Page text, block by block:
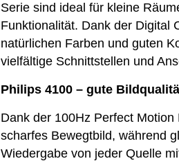
Serie sind ideal für kleine
Funktionalität. Dank der Digital
natürlichen Farben und guten
vielfältige Schnittstellen und
Philips 4100 – gute
Dank der 100Hz Perfect
scharfes Bewegtbild, während
Wiedergabe von jeder Quelle